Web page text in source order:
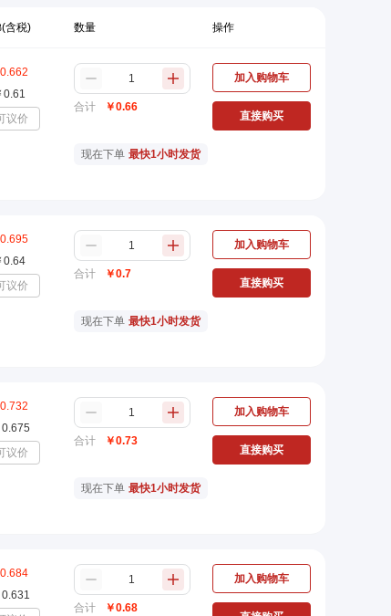
6032-28 E7343-43
CASE-T-3528-12(MM)
含税) 数量 操作
0.662
0.61
议价
合计 ￥0.66
加入购物车
直接购买
现在下单 最快1小时发货
0.695
0.64
议价
合计 ￥0.7
加入购物车
直接购买
现在下单 最快1小时发货
0.732
0.675
议价
合计 ￥0.73
加入购物车
直接购买
现在下单 最快1小时发货
0.684
0.631
合计 ￥0.68
加入购物车